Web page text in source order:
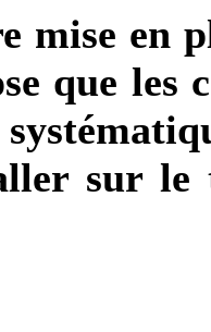
mise en
que les
sur